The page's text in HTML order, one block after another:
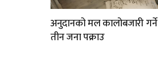
अनुदानको मल कालोबजारी गर्ने
तीन जना पक्राउ